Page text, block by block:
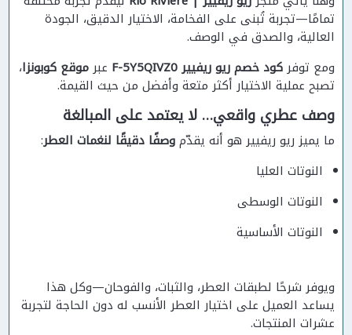
تمامًا—تجربة تُبنى على الفخامة، الاختيار الدقيق، الجودة
العالية، والصدق في الوصف.
ومع توفركود خصم ريو ريفيير F-5Y5QIVZ0 عبرموقع كوبونزا،
تصبح عملية الاختيار أكثر متعة وأفضل من حيث القيمة.
وصف عطري واقعي… لا يعتمد على المبالغة
ما يميز ريو ريفيير هو أنه يقدّموصفًا دقيقًا لنغمات العطر:
النوتات العليا
النوتات الوسطى
النوتات الأساسية
ويوفر شرحًا لطبقات العطر، والثبات، والفوحان—وكل هذا
يساعد العميل على اختيار العطر الأنسب له دون الحاجة لتجربة
عشرات المنتجات.